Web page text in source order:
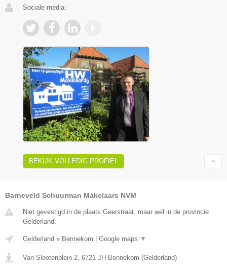
Sociale media:
BEKIJK VOLLEDIG PROFIEL
Barneveld Schuurman Makelaars NVM
Niet gevestigd in de plaats Geerstraat, maar wel in de provincie
Gelderland.
Gelderland » Bennekom | Google maps ▼
Van Slootenplein 2 6721 JH Bennekom (Gelderland)